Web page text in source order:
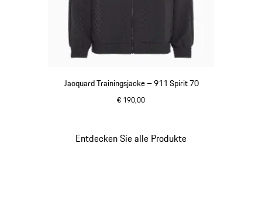
Jacquard Trainingsjacke – 911 Spirit 70
€ 190,00
Entdecken Sie alle Produkte